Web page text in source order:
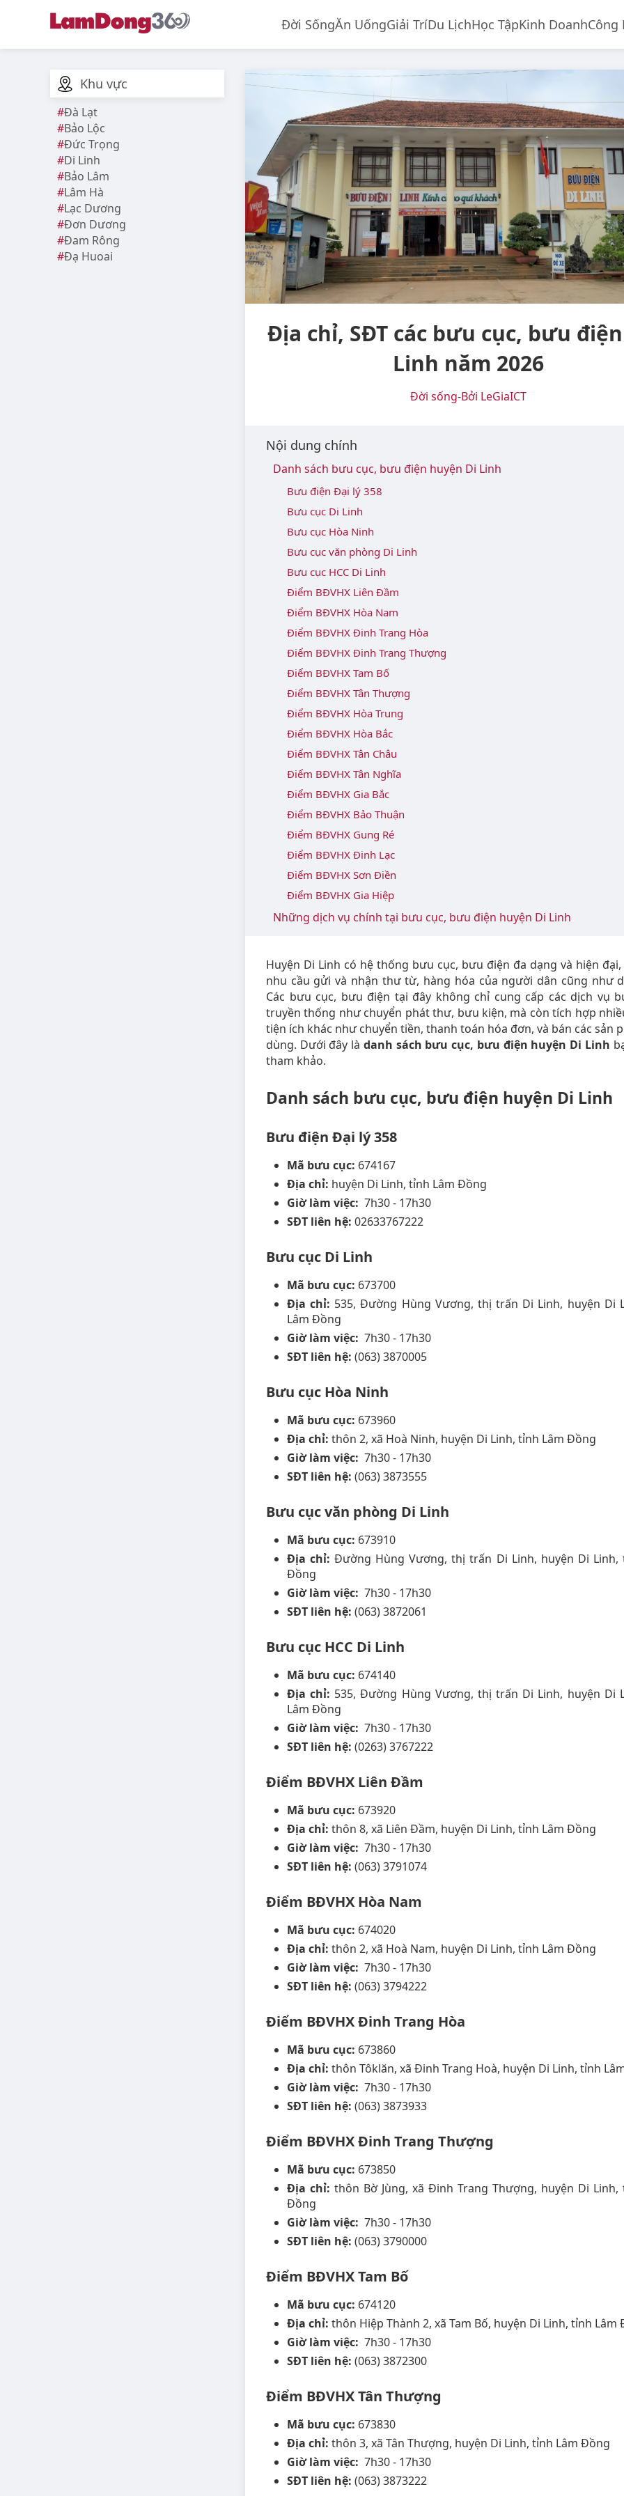
Đời SốngĂn UốngGiải TríDu LịchHọc TậpKinh DoanhCông
Khu vực
Đà Lạt
Bảo Lộc
Đức Trọng
Di Linh
Bảo Lâm
Lâm Hà
Lạc Dương
Đơn Dương
Đam Rông
Đạ Huoai
Địa chỉ, SĐT các bưu cục, bưu
Linh năm 2026
Đời sống-Bởi LeGiaICT
Nội dung chính
Danh sách bưu cục, bưu điện huyện Di Linh
Bưu điện Đại lý 358
Bưu cục Di Linh
Bưu cục Hòa Ninh
Bưu cục văn phòng Di Linh
Bưu cục HCC Di Linh
Điểm BĐVHX Liên Đầm
Điểm BĐVHX Hòa Nam
Điểm BĐVHX Đinh Trang Hòa
Điểm BĐVHX Đinh Trang Thượng
Điểm BĐVHX Tam Bố
Điểm BĐVHX Tân Thượng
Điểm BĐVHX Hòa Trung
Điểm BĐVHX Hòa Bắc
Điểm BĐVHX Tân Châu
Điểm BĐVHX Tân Nghĩa
Điểm BĐVHX Gia Bắc
Điểm BĐVHX Bảo Thuận
Điểm BĐVHX Gung Ré
Điểm BĐVHX Đinh Lạc
Điểm BĐVHX Sơn Điền
Điểm BĐVHX Gia Hiệp
Những dịch vụ chính tại bưu cục, bưu điện huyện Di Linh
Huyện Di Linh có hệ thống bưu cục, bưu điện đa dạng và hiện
nhu cầu gửi và nhận thư từ, hàng hóa của người dân cũng như
Các bưu cục, bưu điện tại đây không chỉ cung cấp các dịch vụ
truyền thống như chuyển phát thư, bưu kiện, mà còn tích hợp
tiện ích khác như chuyển tiền, thanh toán hóa đơn, và bán các sản
dùng. Dưới đây là danh sách bưu cục, bưu điện huyện Di Linh
tham khảo.
Danh sách bưu cục, bưu điện huyện Di Linh
Bưu điện Đại lý 358
Mã bưu cục: 674167
Địa chỉ: huyện Di Linh, tỉnh Lâm Đồng
Giờ làm việc: 7h30 - 17h30
SĐT liên hệ: 02633767222
Bưu cục Di Linh
Mã bưu cục: 673700
Địa chỉ: 535, Đường Hùng Vương, thị trấn Di Linh, huyện Di
Lâm Đồng
Giờ làm việc: 7h30 - 17h30
SĐT liên hệ: (063) 3870005
Bưu cục Hòa Ninh
Mã bưu cục: 673960
Địa chỉ: thôn 2, xã Hoà Ninh, huyện Di Linh, tỉnh Lâm Đồng
Giờ làm việc: 7h30 - 17h30
SĐT liên hệ: (063) 3873555
Bưu cục văn phòng Di Linh
Mã bưu cục: 673910
Địa chỉ: Đường Hùng Vương, thị trấn Di Linh, huyện Di Linh,
Đồng
Giờ làm việc: 7h30 - 17h30
SĐT liên hệ: (063) 3872061
Bưu cục HCC Di Linh
Mã bưu cục: 674140
Địa chỉ: 535, Đường Hùng Vương, thị trấn Di Linh, huyện Di
Lâm Đồng
Giờ làm việc: 7h30 - 17h30
SĐT liên hệ: (0263) 3767222
Điểm BĐVHX Liên Đầm
Mã bưu cục: 673920
Địa chỉ: thôn 8, xã Liên Đầm, huyện Di Linh, tỉnh Lâm Đồng
Giờ làm việc: 7h30 - 17h30
SĐT liên hệ: (063) 3791074
Điểm BĐVHX Hòa Nam
Mã bưu cục: 674020
Địa chỉ: thôn 2, xã Hoà Nam, huyện Di Linh, tỉnh Lâm Đồng
Giờ làm việc: 7h30 - 17h30
SĐT liên hệ: (063) 3794222
Điểm BĐVHX Đinh Trang Hòa
Mã bưu cục: 673860
Địa chỉ: thôn Tôklăn, xã Đinh Trang Hoà, huyện Di Linh, tỉnh
Giờ làm việc: 7h30 - 17h30
SĐT liên hệ: (063) 3873933
Điểm BĐVHX Đinh Trang Thượng
Mã bưu cục: 673850
Địa chỉ: thôn Bờ Jùng, xã Đinh Trang Thượng, huyện Di Linh,
Đồng
Giờ làm việc: 7h30 - 17h30
SĐT liên hệ: (063) 3790000
Điểm BĐVHX Tam Bố
Mã bưu cục: 674120
Địa chỉ: thôn Hiệp Thành 2, xã Tam Bố, huyện Di Linh, tỉnh Lâm
Giờ làm việc: 7h30 - 17h30
SĐT liên hệ: (063) 3872300
Điểm BĐVHX Tân Thượng
Mã bưu cục: 673830
Địa chỉ: thôn 3, xã Tân Thượng, huyện Di Linh, tỉnh Lâm Đồng
Giờ làm việc: 7h30 - 17h30
SĐT liên hệ: (063) 3873222